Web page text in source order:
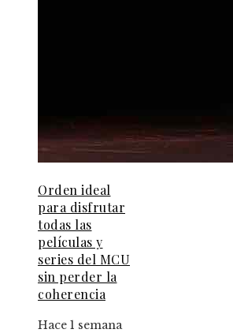
Orden ideal
para disfrutar
todas las
películas y
series del MCU
sin perder la
coherencia
Hace 1 semana